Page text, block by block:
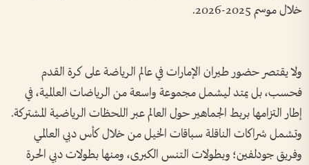
خلال موسم 2025-2026.
ولا يقتصر حضور طيران الإمارات في عالم الرياضة على كرة القدم
فحسب، بل يمتد ليشمل مجموعة واسعة من الرياضات العالمية، في
إطار التزامها بربط الجماهير حول العالم عبر اللحظات الرياضية المشتركة.
وتشمل شراكات الناقلة سباقات الخيل من خلال كأس دبي العالمي
وفريق جودلفين؛ وبطولات التنس الكبرى، ومنها بطولات دبي الحرة